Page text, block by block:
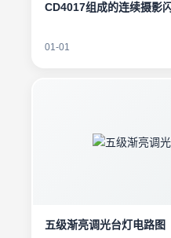
CD4017组成的连续摄影闪
01-01
五级渐亮调光台灯电路图